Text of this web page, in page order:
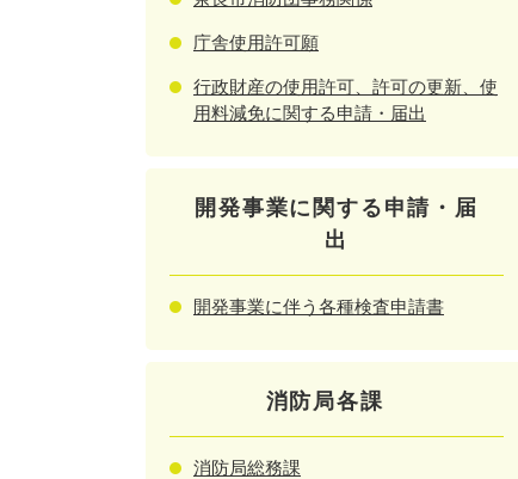
庁舎使用許可願
行政財産の使用許可、許可の更新、使
用料減免に関する申請・届出
開発事業に関する申請・届
出
開発事業に伴う各種検査申請書
消防局各課
消防局総務課